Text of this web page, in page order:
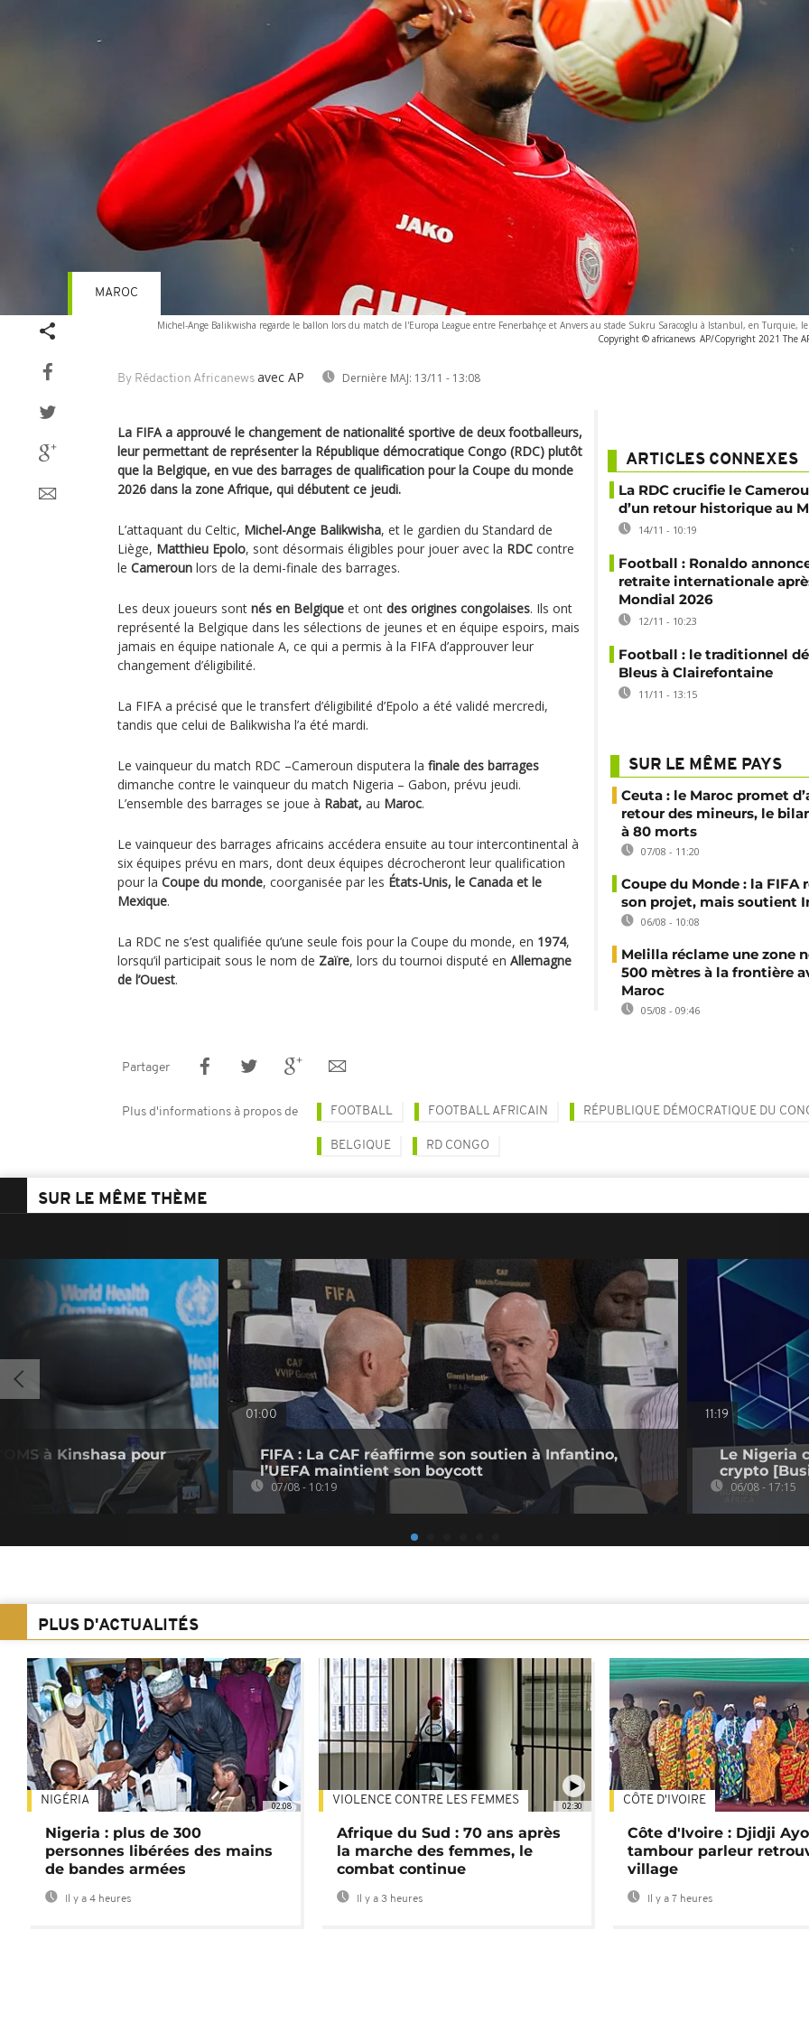
Michel-Ange Balikwisha regarde le ballon lors du match de l'Europa League entre Fenerbahçe et Anvers au stade Sukru Saracoglu à Istanbul, en Turquie,
Copyright © africanews AP/Copyright 2021 The
By Rédaction Africanews avec AP Dernière MAJ: 13/11 - 13:08
MAROC
La FIFA a approuvé le changement de nationalité sportive de deux footballeurs,
leur permettant de représenter la République démocratique Congo (RDC) plutôt
que la Belgique, en vue des barrages de qualification pour la Coupe du monde
2026 dans la zone Afrique, qui débutent ce jeudi.
L’attaquant du Celtic, Michel-Ange Balikwisha, et le gardien du Standard de
Liège, Matthieu Epolo, sont désormais éligibles pour jouer avec la RDC contre
le Cameroun lors de la demi-finale des barrages.
Les deux joueurs sont nés en Belgique et ont des origines congolaises. Ils ont
représenté la Belgique dans les sélections de jeunes et en équipe espoirs, mais
jamais en équipe nationale A, ce qui a permis à la FIFA d’approuver leur
changement d’éligibilité.
La FIFA a précisé que le transfert d’éligibilité d’Epolo a été validé mercredi,
tandis que celui de Balikwisha l’a été mardi.
Le vainqueur du match RDC –Cameroun disputera la finale des barrages
dimanche contre le vainqueur du match Nigeria – Gabon, prévu jeudi.
L’ensemble des barrages se joue à Rabat, au Maroc.
Le vainqueur des barrages africains accédera ensuite au tour intercontinental à
six équipes prévu en mars, dont deux équipes décrocheront leur qualification
pour la Coupe du monde, coorganisée par les États-Unis, le Canada et le
Mexique.
La RDC ne s’est qualifiée qu’une seule fois pour la Coupe du monde, en 1974,
lorsqu’il participait sous le nom de Zaïre, lors du tournoi disputé en Allemagne
de l’Ouest.
ARTICLES CONNEXES
La RDC crucifie le
d’un retour historique au
14/11 - 10:19
Football : Ronaldo
retraite internationale
Mondial 2026
12/11 - 10:23
Football : le traditionnel
Bleus à Clairefontaine
11/11 - 13:15
SUR LE MÊME PAYS
Ceuta : le Maroc promet
retour des mineurs, le
à 80 morts
07/08 - 11:20
Coupe du Monde : la FIFA
son projet, mais soutient
06/08 - 10:08
Melilla réclame une zone
500 mètres à la frontière
Maroc
05/08 - 09:46
Partager
Plus d'informations à propos de FOOTBALL FOOTBALL AFRICAIN RÉPUBLIQUE DÉMOCRATIQUE DU
BELGIQUE RD CONGO
SUR LE MÊME THÈME
à Kinshasa pour
01:00
FIFA : La CAF réaffirme son soutien à Infantino,
l’UEFA maintient son boycott
07/08 - 10:19
11:19
Le Nigeria
crypto
06/08 - 17:15
PLUS D'ACTUALITÉS
02:08
NIGÉRIA
Nigeria : plus de 300
personnes libérées des mains
de bandes armées
Il y a 4 heures
02:30
VIOLENCE CONTRE LES FEMMES
Afrique du Sud : 70 ans après
la marche des femmes, le
combat continue
Il y a 3 heures
CÔTE D'IVOIRE
Côte d'Ivoire : Djidji
tambour parleur
village
Il y a 7 heures